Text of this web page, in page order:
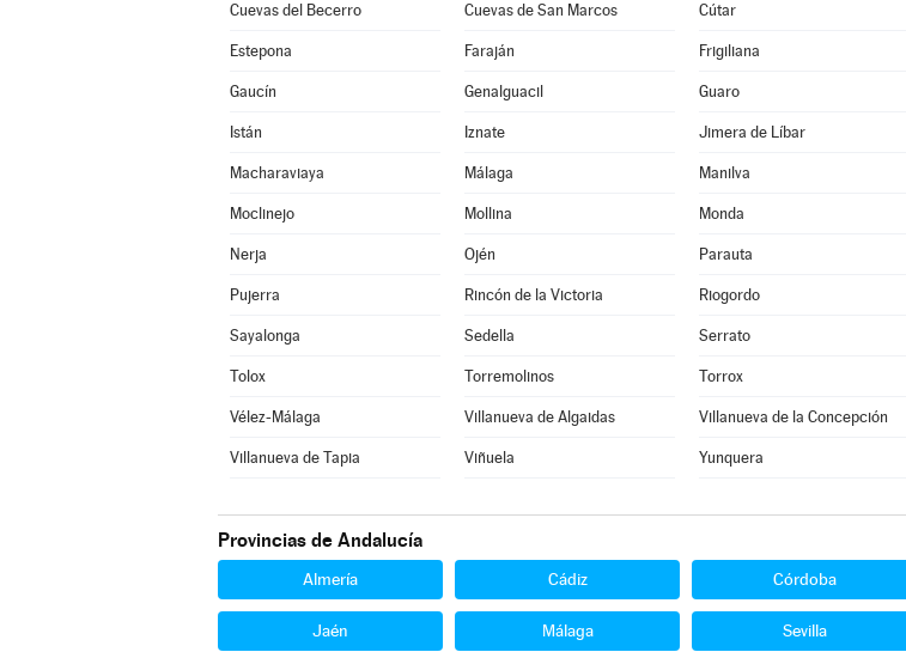
Cuevas del Becerro Cuevas de San Marcos Cútar
Estepona Faraján Frigiliana
Gaucín Genalguacil Guaro
Istán Iznate Jimera de Líbar
Macharaviaya Málaga Manilva
Moclinejo Mollina Monda
Nerja Ojén Parauta
Pujerra Rincón de la Victoria Riogordo
Sayalonga Sedella Serrato
Tolox Torremolinos Torrox
Vélez-Málaga Villanueva de Algaidas Villanueva de la Concepción
Villanueva de Tapia Viñuela Yunquera
Provincias de Andalucía
Almería Cádiz Córdoba
Jaén Málaga Sevilla